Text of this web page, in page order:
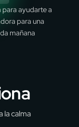
ayudarte a
para una
mañana
la calma